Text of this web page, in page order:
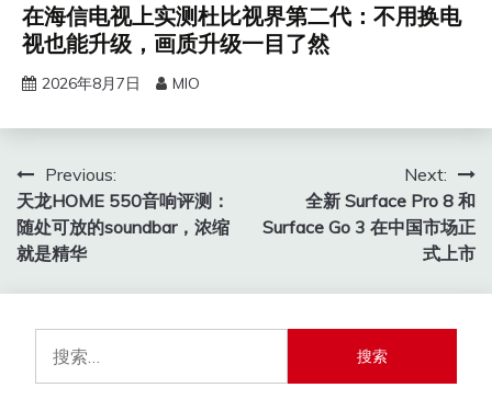
在海信电视上实测杜比视界第二代：不用换电
视也能升级，画质升级一目了然
2026年8月7日 MIO
文
章
导
航
Previous:
天龙HOME 550音响评测：
随处可放的soundbar，浓缩
就是精华
Next:
全新 Surface Pro 8 和
Surface Go 3 在中国市场正
式上市
索：